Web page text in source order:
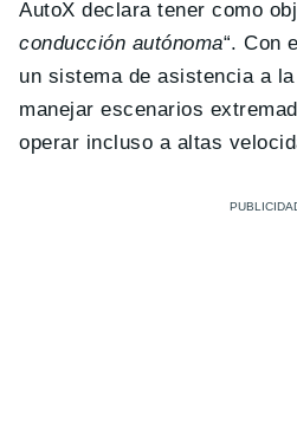
AutoX declara tener como
conducción autónoma“. Con
un sistema de asistencia a
manejar escenarios
operar incluso a altas